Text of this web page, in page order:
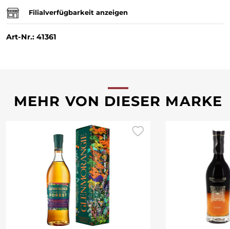
Filialverfügbarkeit anzeigen
Art-Nr.: 41361
MEHR VON DIESER MARKE